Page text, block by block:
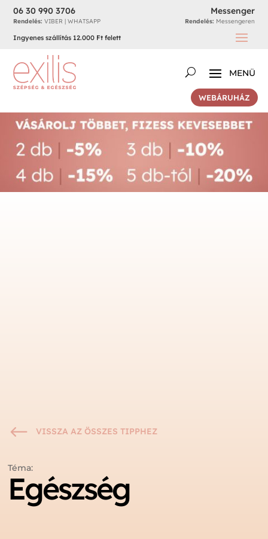
06 30 990 3706
Rendelés: VIBER | WHATSAPP
Messenger
Rendelés: Messengeren
Ingyenes szállítás 12.000 Ft felett
WEBÁRUHÁZ
# VISSZA AZ ÖSSZES TIPPHEZ
Téma:
Egészség